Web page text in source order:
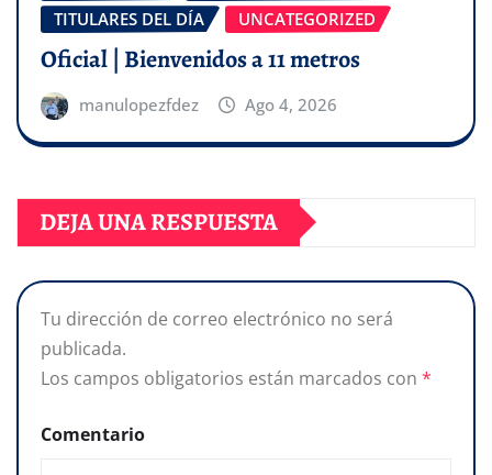
TITULARES DEL DÍA
UNCATEGORIZED
Oficial | Bienvenidos a 11 metros
manulopezfdez Ago 4, 2026
DEJA UNA RESPUESTA
Tu dirección de correo electrónico no será
publicada.
Los campos obligatorios están marcados con *
Comentario